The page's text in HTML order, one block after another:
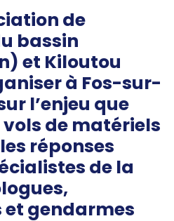
de
bassin
et Kiloutou
à Fos-sur-
l’enjeu que
de matériels
réponses
de la
gendarmes